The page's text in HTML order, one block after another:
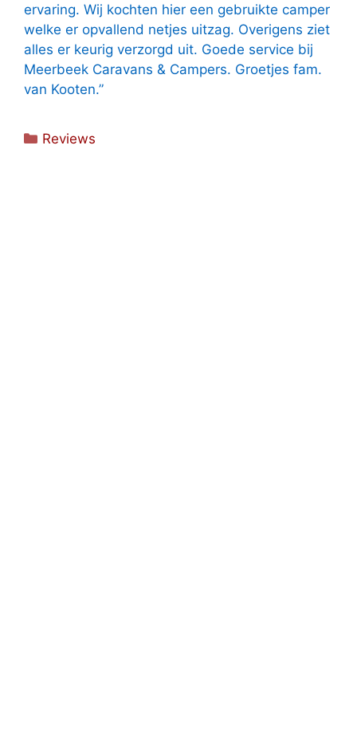
ervaring. Wij kochten hier een gebruikte camper
welke er opvallend netjes uitzag. Overigens ziet
alles er keurig verzorgd uit. Goede service bij
Meerbeek Caravans & Campers. Groetjes fam.
van Kooten.”
Categorieën
Reviews